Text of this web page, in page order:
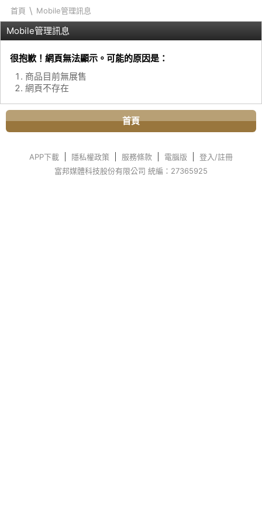
首頁 \ Mobile管理訊息
Mobile管理訊息
很抱歉！網頁無法顯示。可能的原因是：
商品目前無展售
網頁不存在
首頁
APP下載 隱私權政策 服務條款 電腦版
登入/註冊
富邦媒體科技股份有限公司 統編：27365925